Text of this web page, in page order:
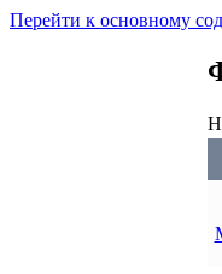
Перейти к основному